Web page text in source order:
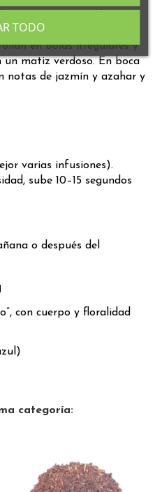
más antiguos de
verde” (ligeramente
en bolas irregulares y
matiz verdoso. En boca
notas de jazmín y azahar y
varias infusiones).
sube 10–15 segundos
o después del
con cuerpo y floralidad
categoría:
TODO